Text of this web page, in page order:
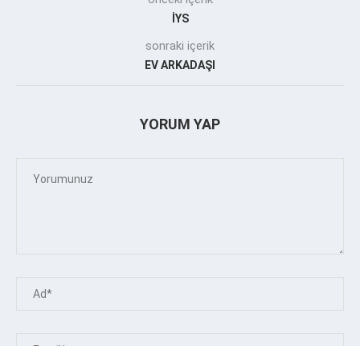
İYS
sonraki içerik
EV ARKADAŞI
YORUM YAP